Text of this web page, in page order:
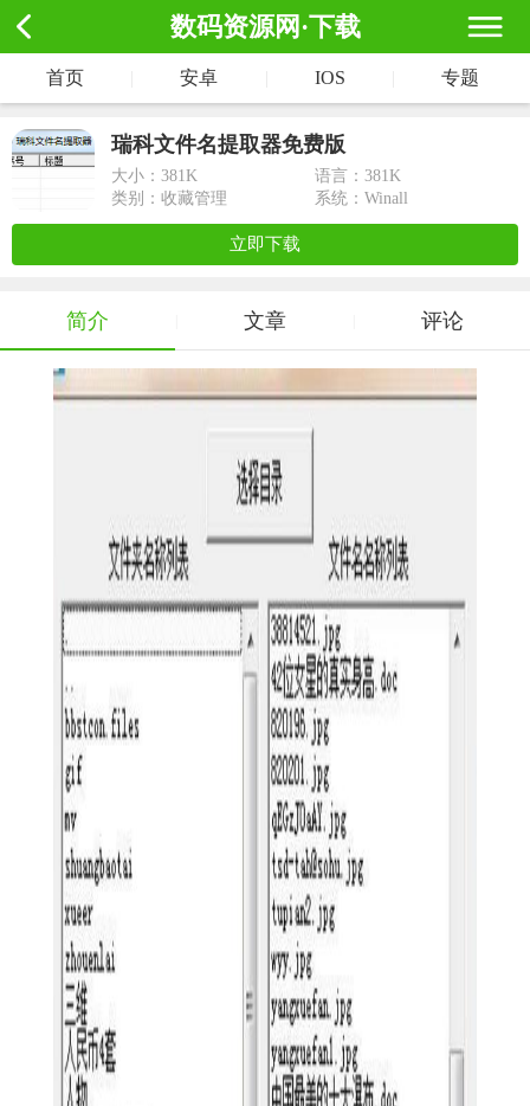
数码资源网·下载
首页 安卓 IOS 专题
瑞科文件名提取器免费版
大小： 381K
语言：381K
类别：收藏管理
系统：Winall
立即下载
简介 文章 评论